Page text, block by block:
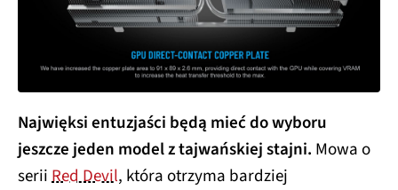
Najwięksi entuzjaści będą mieć do wyboru
jeszcze jeden model z tajwańskiej stajni. Mowa o
seriiRed Devil, która otrzyma bardziej